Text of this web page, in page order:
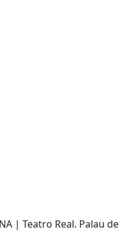
| Teatro Real. Palau de